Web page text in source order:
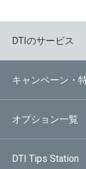
DTIのサービス
キャンペーン・
オプション一覧
DTI Tips Station